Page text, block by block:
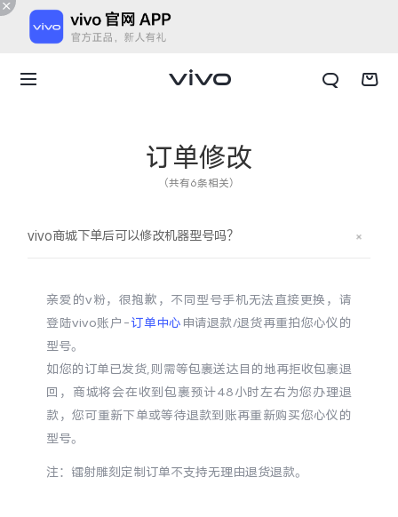
X Fold6
S60 S60 元气版
订单修改
（共有6条相关）
vivo商城下单后可以修改机器型号吗？
亲爱的v粉，很抱歉，不同型号手机无法直接更换，请
登陆vivo账户-订单中心 申请退款/退货再重拍您心仪的
型号。
如您的订单已发货,则需等包裹送达目的地再拒收包裹退
回，商城将会在收到包裹预计48小时左右为您办理退
款，您可重新下单或等待退款到账再重新购买您心仪的
型号。
注：镭射雕刻定制订单不支持无理由退货退款。